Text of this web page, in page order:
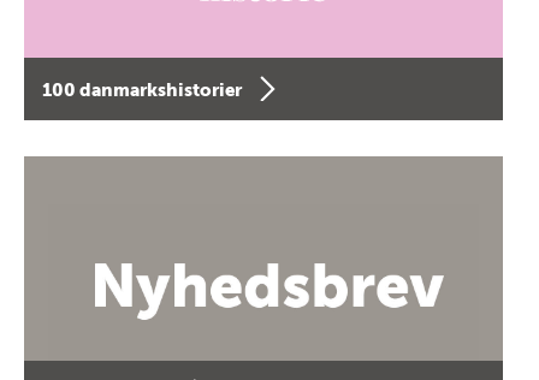
100 danmarkshistorier